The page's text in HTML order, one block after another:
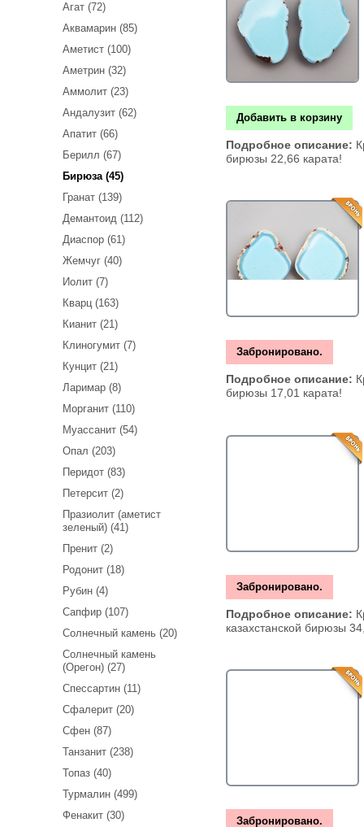
Агат (72)
Аквамарин (85)
Аметист (100)
Аметрин (32)
Аммолит (23)
Андалузит (62)
Апатит (66)
Берилл (67)
Бирюза (45)
Гранат (139)
Демантоид (112)
Диаспор (61)
Жемчуг (40)
Иолит (7)
Кварц (163)
Кианит (21)
Клиногумит (7)
Кунцит (21)
Ларимар (8)
Морганит (110)
Муассанит (54)
Опал (203)
Перидот (83)
Петерсит (2)
Празиолит (аметист
зеленый) (41)
Пренит (2)
Родонит (18)
Рубин (4)
Сапфир (107)
Солнечный камень (20)
Солнечный камень
(Орегон) (27)
Спессартин (11)
Сфалерит (20)
Сфен (87)
Танзанит (238)
Топаз (40)
Турмалин (499)
Фенакит (30)
Добавить в корзину
Подробное описание:
бирюзы 22,66 карата!
Забронировано.
Подробное описание:
бирюзы 17,01 карата!
Забронировано.
Подробное описание:
казахстанской бирюзы
Забронировано.